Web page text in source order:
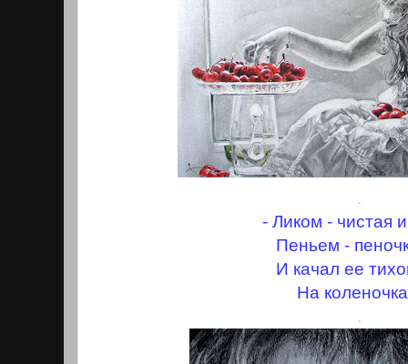
.
- Ликом - чистая
Пеньем -
И качал ее
На
.